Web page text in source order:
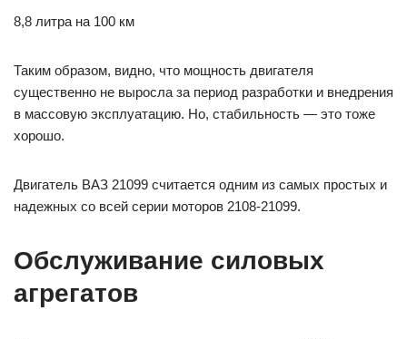
8,8 литра на 100 км
Таким образом, видно, что мощность двигателя
существенно не выросла за период разработки и внедрения
в массовую эксплуатацию. Но, стабильность — это тоже
хорошо.
Двигатель ВАЗ 21099 считается одним из самых простых и
надежных со всей серии моторов 2108-21099.
Обслуживание силовых
агрегатов